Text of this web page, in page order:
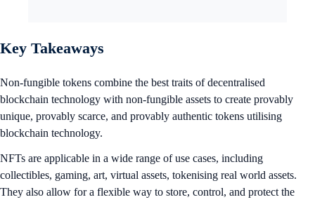
Key Takeaways
Non-fungible tokens combine the best traits of decentralised
blockchain technology with non-fungible assets to create provably
unique, provably scarce, and provably authentic tokens utilising
blockchain technology.
NFTs are applicable in a wide range of use cases, including
collectibles, gaming, art, virtual assets, tokenising real world assets.
They also allow for a flexible way to store, control, and protect the